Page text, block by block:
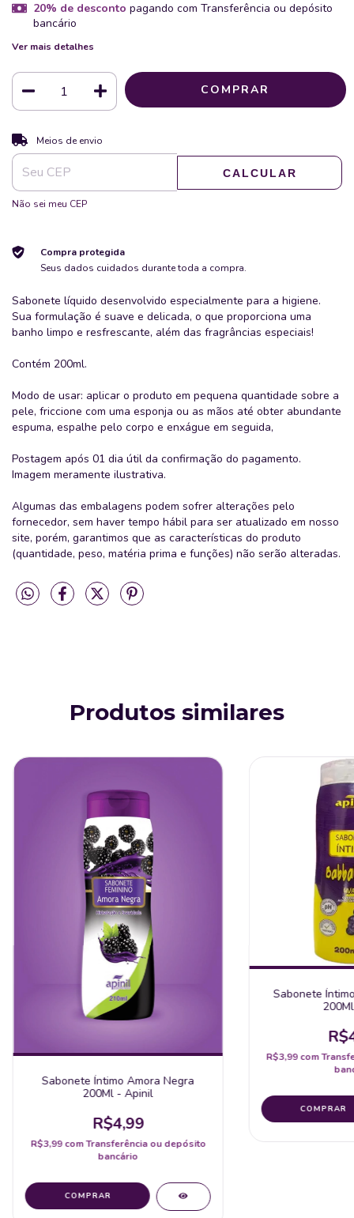
20% de desconto pagando com Transferência ou depósito
bancário
Ver mais detalhes
Entregas para o CEP:
Meios de envio
CALCULAR
Não sei meu CEP
Compra protegida
Seus dados cuidados durante toda a compra.
Sabonete líquido desenvolvido especialmente para a higiene.
Sua formulação é suave e delicada, o que proporciona uma
banho limpo e resfrescante, além das fragrâncias especiais!
Contém 200ml.
Modo de usar: aplicar o produto em pequena quantidade sobre a
pele, friccione com uma esponja ou as mãos até obter abundante
espuma, espalhe pelo corpo e enxágue em seguida,
Postagem após 01 dia útil da confirmação do pagamento.
Imagem meramente ilustrativa.
Algumas das embalagens podem sofrer alterações pelo
fornecedor, sem haver tempo hábil para ser atualizado em nosso
site, porém, garantimos que as características do produto
(quantidade, peso, matéria prima e funções) não serão alteradas.
Produtos similares
Sabonete Íntimo Amora Negra
200Ml - Apinil
R$4,99
R$3,99comTransferência ou depósito
bancário
Sabonete
R$3,99com